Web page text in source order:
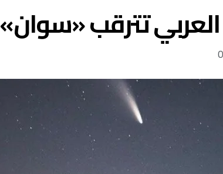
تترقب «سوان»